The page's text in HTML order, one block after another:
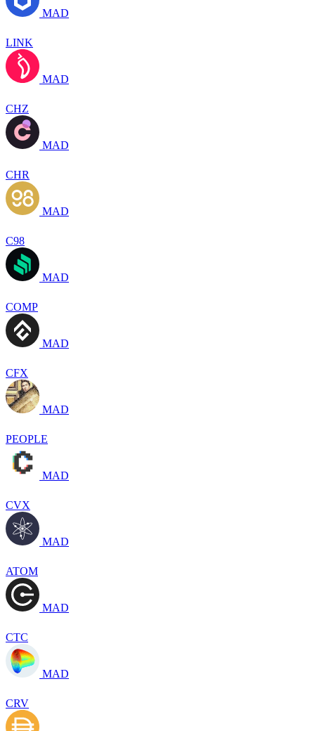
MAD
LINK
MAD
CHZ
MAD
CHR
MAD
C98
MAD
COMP
MAD
CFX
MAD
PEOPLE
MAD
CVX
MAD
ATOM
MAD
CTC
MAD
CRV